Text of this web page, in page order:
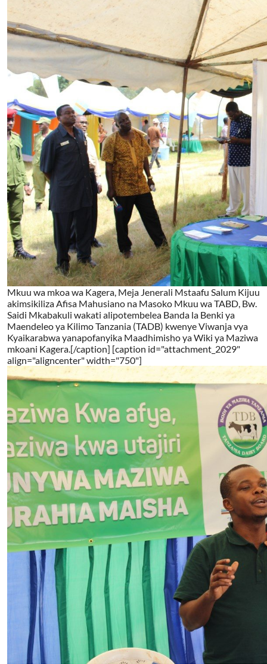
Mkuu wa mkoa wa Kagera, Meja Jenerali Mstaafu Salum Kijuu
akimsikiliza Afisa Mahusiano na Masoko Mkuu wa TABD, Bw.
Saidi Mkabakuli wakati alipotembelea Banda la Benki ya
Maendeleo ya Kilimo Tanzania (TADB) kwenye Viwanja vya
Kyaikarabwa yanapofanyika Maadhimisho ya Wiki ya Maziwa
mkoani Kagera.[/caption] [caption id="attachment_2029"
align="aligncenter" width="750"]